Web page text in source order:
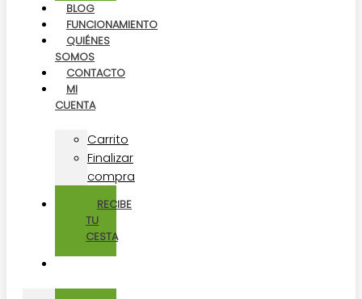
BLOG
FUNCIONAMIENTO
QUIÉNES
SOMOS
CONTACTO
MI
CUENTA
Carrito
Finalizar
compra
RECIBE
TU
CESTA